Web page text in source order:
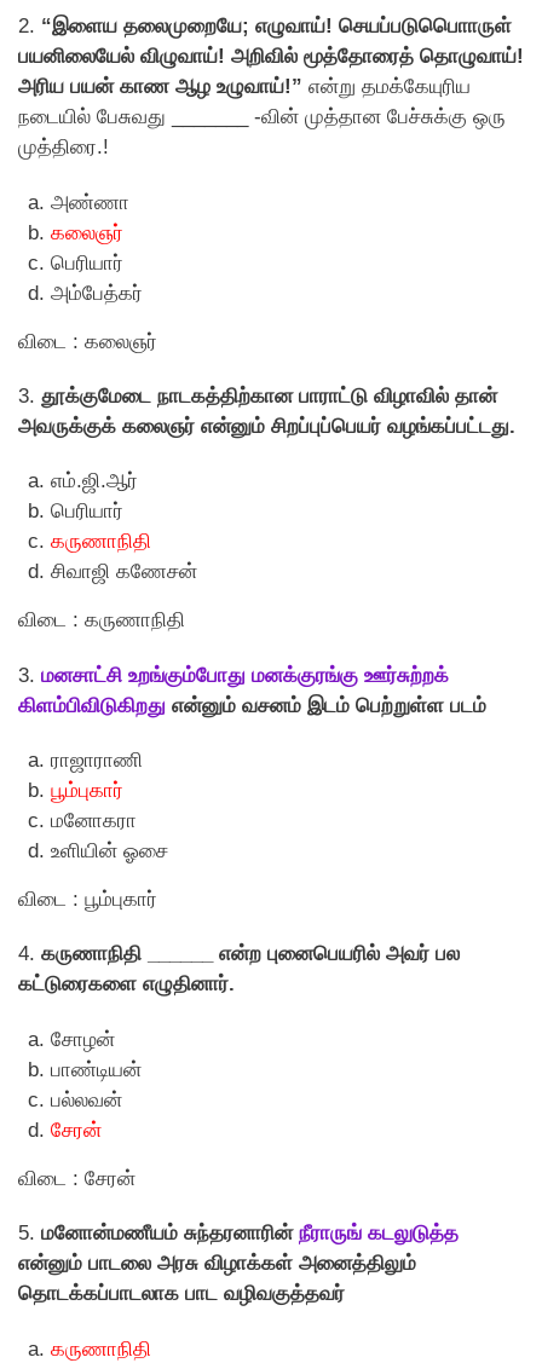
2. “இளைய தலைமுறையே; எழுவாய்! செயப்படுபொொருள்
பயனிலையேல் விழுவாய்! அறிவில் மூத்தோரைத் தொழுவாய்!
அரிய பயன் காண ஆழ உழுவாய்!” என்று தமக்கேயுரிய
நடையில் பேசுவது _______ -வின் முத்தான பேச்சுக்கு ஒரு
முத்திரை.!
அண்ணா
கலைஞர்
பெரியார்
அம்பேத்கர்
விடை : கலைஞர்
3. தூக்குமேடை நாடகத்திற்கான பாராட்டு விழாவில் தான்
அவருக்குக் கலைஞர் என்னும் சிறப்புப்பெயர் வழங்கப்பட்டது.
எம்.ஜி.ஆர்
பெரியார்
கருணாநிதி
சிவாஜி கணேசன்
விடை : கருணாநிதி
3. மனசாட்சி உறங்கும்போது மனக்குரங்கு ஊர்சுற்றக்
கிளம்பிவிடுகிறது என்னும் வசனம் இடம் பெற்றுள்ள படம்
ராஜாராணி
பூம்புகார்
மனோகரா
உளியின் ஓசை
விடை : பூம்புகார்
4. கருணாநிதி ______ என்ற புனைபெயரில் அவர் பல
கட்டுரைகளை எழுதினார்.
சோழன்
பாண்டியன்
பல்லவன்
சேரன்
விடை : சேரன்
5. மனோன்மணீயம் சுந்தரனாரின் நீராருங் கடலுடுத்த
என்னும் பாடலை அரசு விழாக்கள் அனைத்திலும்
தொடக்கப்பாடலாக பாட வழிவகுத்தவர்
கருணாநிதி